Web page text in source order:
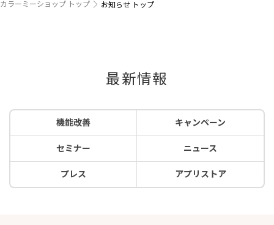
カラーミーショップ トップ お知らせ トップ
最新情報
機能改善 キャンペーン
セミナー ニュース
プレス アプリストア